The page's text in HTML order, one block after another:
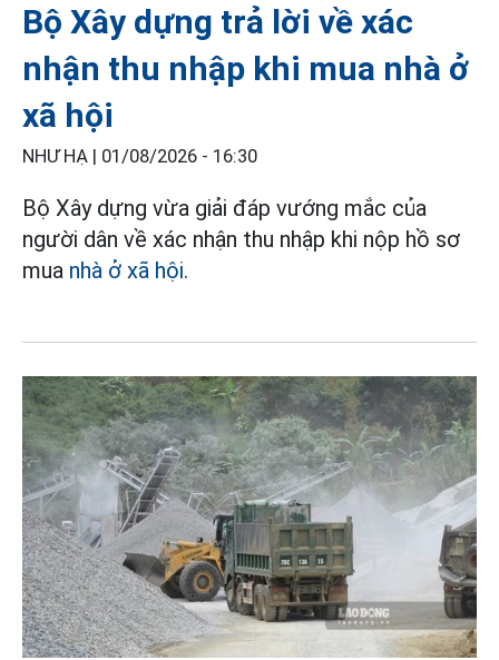
Bộ Xây dựng trả lời về xác
nhận thu nhập khi mua nhà ở
xã hội
NHƯ HẠ | 01/08/2026 - 16:30
Bộ Xây dựng vừa giải đáp vướng mắc của
người dân về xác nhận thu nhập khi nộp hồ sơ
mua nhà ở xã hội.